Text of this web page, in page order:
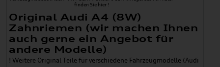
Original Audi A4 (8W)
Zahnriemen (wir machen Ihnen
auch gerne ein Angebot für
andere Modelle)
! Weitere Original Teile für verschiedene Fahrzeugmodelle (Audi